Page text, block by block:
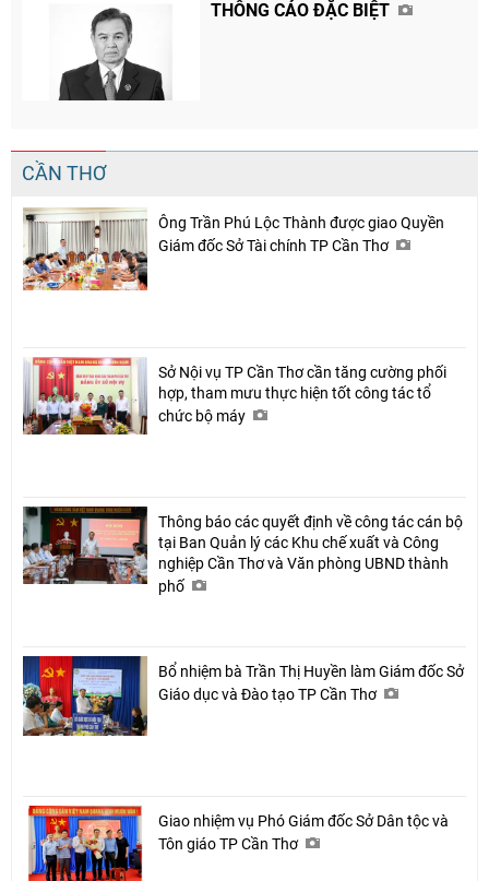
THÔNG CÁO ĐẶC BIỆT
CẦN THƠ
Ông Trần Phú Lộc Thành được giao Quyền
Giám đốc Sở Tài chính TP Cần Thơ
Sở Nội vụ TP Cần Thơ cần tăng cường phối
hợp, tham mưu thực hiện tốt công tác tổ
chức bộ máy
Thông báo các quyết định về công tác cán bộ
tại Ban Quản lý các Khu chế xuất và Công
nghiệp Cần Thơ và Văn phòng UBND thành
phố
Bổ nhiệm bà Trần Thị Huyền làm Giám đốc Sở
Giáo dục và Đào tạo TP Cần Thơ
Giao nhiệm vụ Phó Giám đốc Sở Dân tộc và
Tôn giáo TP Cần Thơ